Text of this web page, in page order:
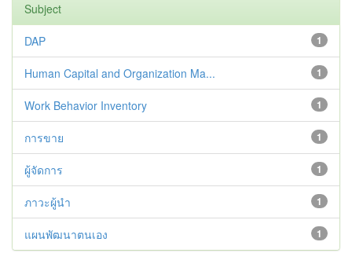
Subject
1
DAP
1
Human Capital and Organization Ma...
1
Work Behavior Inventory
1
การขาย
1
ผู้จัดการ
1
ภาวะผู้นำ
1
แผนพัฒนาตนเอง